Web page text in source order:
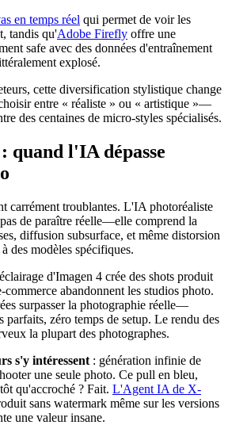
en temps réel qui permet de voir les
tandis qu'Adobe Firefly offre une
safe avec des données d'entraînement
explosé.
cette diversification stylistique change
entre « réaliste » ou « artistique »—
des centaines de micro-styles spécialisés.
quand l'IA dépasse
carrément troublantes. L'IA photoréaliste
de paraître réelle—elle comprend la
diffusion subsurface, et même distorsion
des modèles spécifiques.
d'Imagen 4 crée des shots produit
commerce abandonnent les studios photo.
surpasser la photographie réelle—
parfaits, zéro temps de setup. Le rendu des
la plupart des photographes.
s'y intéressent : génération infinie de
une seule photo. Ce pull en bleu,
qu'accroché ? Fait. L'Agent IA de X-
sans watermark même sur les versions
une valeur insane.